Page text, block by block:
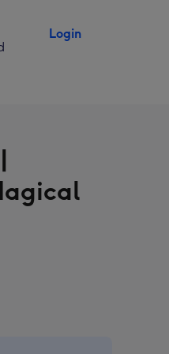
Login